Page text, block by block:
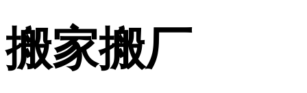
搬家搬厂